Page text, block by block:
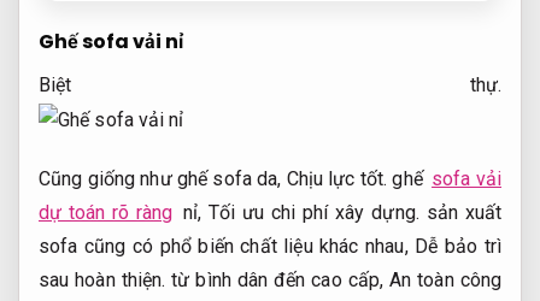
Ghế sofa vải nỉ
Biệt thự.
Cũng giống như ghế sofa da, Chịu lực tốt. ghế sofa vải
dự toán rõ ràng nỉ,Tối ưu chi phí xây dựng. sản xuất
sofa cũng có phổ biến chất liệu khác nhau, Dễ bảo trì
sau hoàn thiện. từ bình dân đến cao cấp,An toàn công